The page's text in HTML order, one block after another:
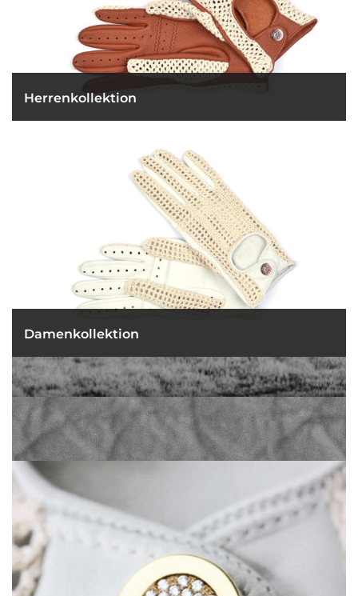
Herrenkollektion
Damenkollektion
Zum Shop